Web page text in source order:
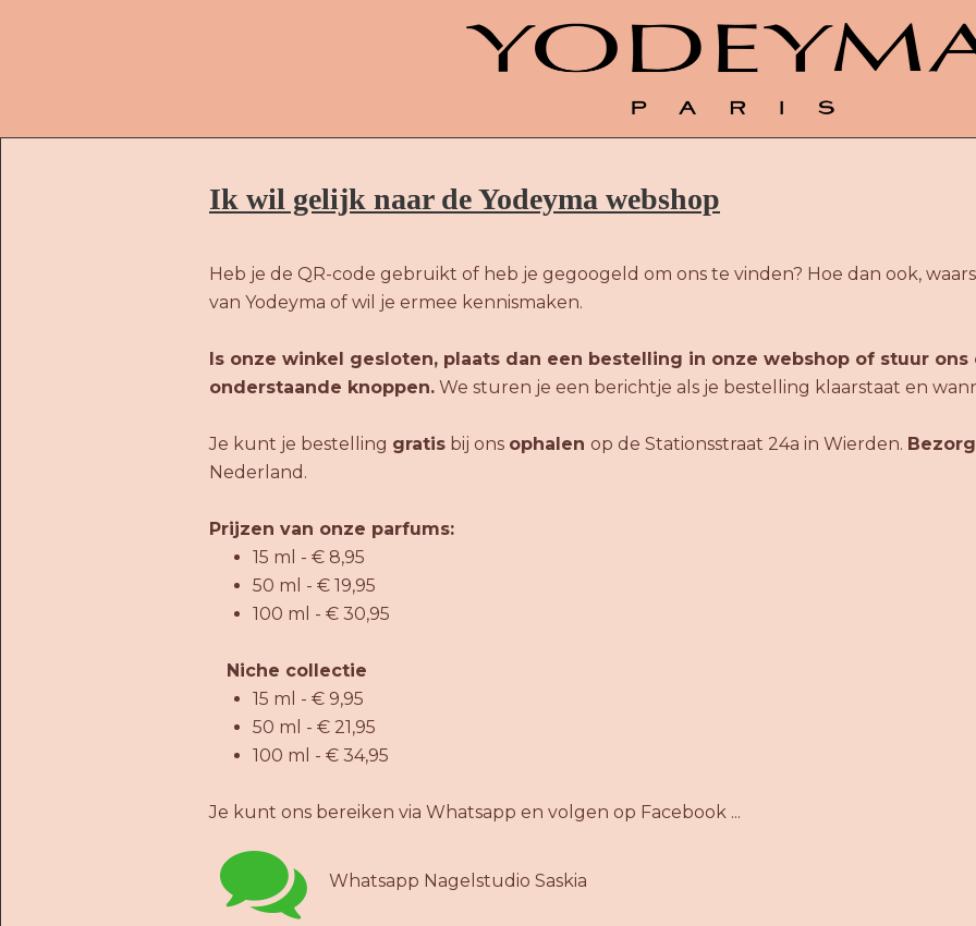
Ik wil gelijk naar de Yodeyma webshop
Heb je de QR-code gebruikt of heb je gegoogeld om ons te vinden? Hoe dan ook,
van Yodeyma of wil je ermee kennismaken.
Is onze winkel gesloten, plaats dan een bestelling in onze webshop of stuur
onderstaande knoppen. We sturen je een berichtje als je bestelling klaarstaat en
Je kunt je bestelling gratis bij ons ophalen op de Stationsstraat 24a in Wierden.
Nederland.
Prijzen van onze parfums:
15 ml - € 8,95
50 ml - € 19,95
100 ml - € 30,95
Niche collectie
15 ml - € 9,95
50 ml - € 21,95
100 ml - € 34,95
Je kunt ons bereiken via Whatsapp en volgen op Facebook ...
 Whatsapp Nagelstudio Saskia